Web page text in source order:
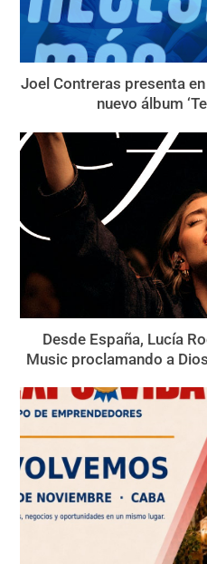
Joel Contreras presenta
nuevo álbum
Desde España, Lucía
Music proclamando a